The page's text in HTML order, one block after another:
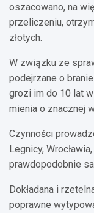
oszacowano, na
przeliczeniu,
złotych.
W związku ze
podejrzane o
grozi im do 10 lat
mienia o znacznej
Czynności
Legnicy,
prawdopodobnie
Dokładana i
poprawne